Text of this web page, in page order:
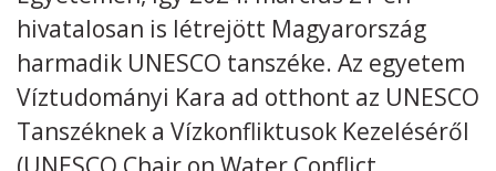
Kövess minket unescohungary
Adatkezelési tájékoztató Impresszum
Technikai információk
hivatalosan is létrejött Magyarország
harmadik UNESCO tanszéke. Az egyetem
Víztudományi Kara ad otthont az UNESCO
Tanszéknek a Vízkonfliktusok Kezeléséről